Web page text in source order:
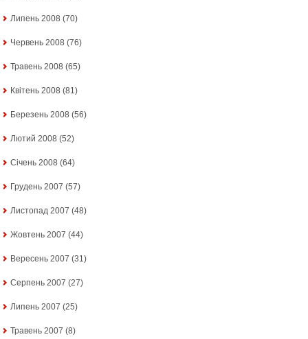
Липень 2008 (70)
Червень 2008 (76)
Травень 2008 (65)
Квітень 2008 (81)
Березень 2008 (56)
Лютий 2008 (52)
Січень 2008 (64)
Грудень 2007 (57)
Листопад 2007 (48)
Жовтень 2007 (44)
Вересень 2007 (31)
Серпень 2007 (27)
Липень 2007 (25)
Травень 2007 (8)